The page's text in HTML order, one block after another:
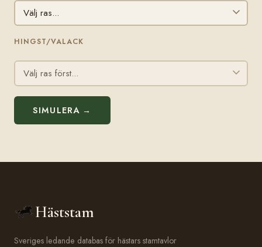
HINGST/VALACK
SIMULERA →
Häststam
Sveriges ledande databas för hästars stamtavlor